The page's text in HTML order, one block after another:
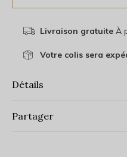
Livraison gratuiteÀ
Votre colis sera
Détails
Partager